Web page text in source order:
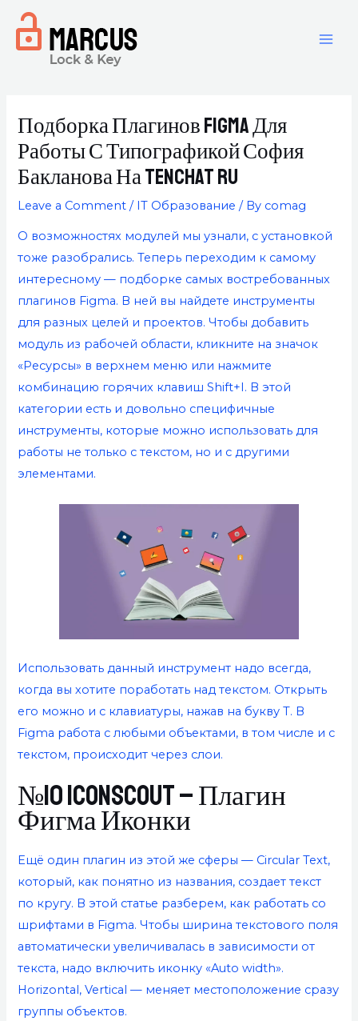
Подборка Плагинов Figma Для
Работы С Типографикой София
Бакланова На Tenchat Ru
Leave a Comment / IT Образование / By comag
О возможностях модулей мы узнали, с установкой
тоже разобрались. Теперь переходим к самому
интересному — подборке самых востребованных
плагинов Figma. В ней вы найдете инструменты
для разных целей и проектов. Чтобы добавить
модуль из рабочей области, кликните на значок
«Ресурсы» в верхнем меню или нажмите
комбинацию горячих клавиш Shift+I. В этой
категории есть и довольно специфичные
инструменты, которые можно использовать для
работы не только с текстом, но и с другими
элементами.
Использовать данный инструмент надо всегда,
когда вы хотите поработать над текстом. Открыть
его можно и с клавиатуры, нажав на букву Т. В
Figma работа с любыми объектами, в том числе и с
текстом, происходит через слои.
№10 Iconscout – Плагин
Фигма Иконки
Ещё один плагин из этой же сферы — Circular Text,
который, как понятно из названия, создает текст
по кругу. В этой статье разберем, как работать со
шрифтами в Figma. Чтобы ширина текстового поля
автоматически увеличивалась в зависимости от
текста, надо включить иконку «Auto width».
Horizontal, Vertical — меняет местоположение сразу
группы объектов.